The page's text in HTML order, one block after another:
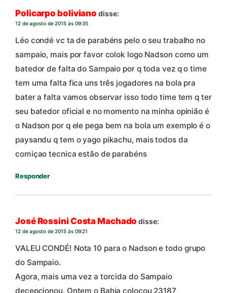
Policarpo boliviano disse:
12 de agosto de 2015 às 09:35
Léo condé vc ta de parabéns pelo o seu trabalho no
sampaio, mais por favor colok logo Nadson como um
batedor de falta do Sampaio por q toda vez q o time
tem uma falta fica uns três jogadores na bola pra
bater a falta vamos observar isso todo time tem q ter
seu batedor oficial e no momento na minha opinião é
o Nadson por q ele pega bem na bola um exemplo é o
paysandu q tem o yago pikachu, mais todos da
comiçao tecnica estão de parabéns
Responder
José Rossini Costa Machado disse:
12 de agosto de 2015 às 09:21
VALEU CONDÉ! Nota 10 para o Nadson e todo grupo
do Sampaio.
Agora, mais uma vez a torcida do Sampaio
decepcionou. Ontem o Bahia colocou 23187